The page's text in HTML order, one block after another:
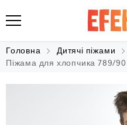
Головна Дитячі піжами
Піжама для хлопчика 789/90